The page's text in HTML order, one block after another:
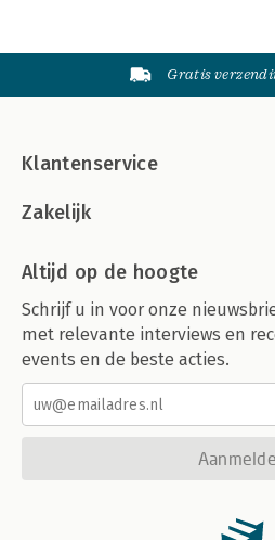
Gratis
Klantenservice
Zakelijk
Altijd op de hoogte
Schrijf u in voor onze
met relevante interviews en
events en de beste acties.